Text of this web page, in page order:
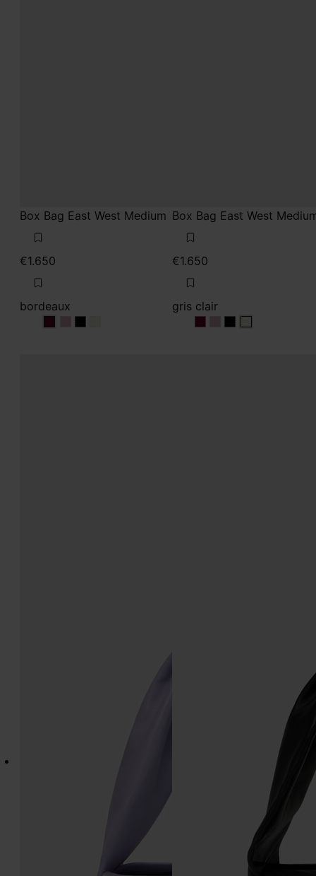
Box Bag East West Medium
€1.650
bordeaux
bordeaux
bordeaux
bordeaux
Box Bag East West
€1.650
gris clair
gris clairgris clair
gris clair
gris clair